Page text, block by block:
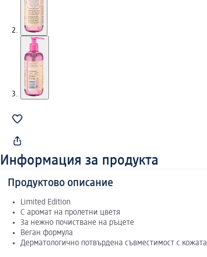
Информация за продукта
Продуктово описание
Limited Edition
С аромат на пролетни цветя
За нежно почистване на ръцете
Веган формула
Дерматологично потвърдена съвместимост с кожата